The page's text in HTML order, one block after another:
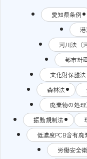
愛知県条例
河川法（
都市計
文化財保護
森林法
廃棄物の処
振動規制法
低濃度PCB含有
労働安全